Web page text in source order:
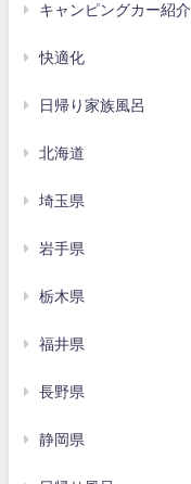
キャンピングカー紹介
快適化
日帰り家族風呂
北海道
埼玉県
岩手県
栃木県
福井県
長野県
静岡県